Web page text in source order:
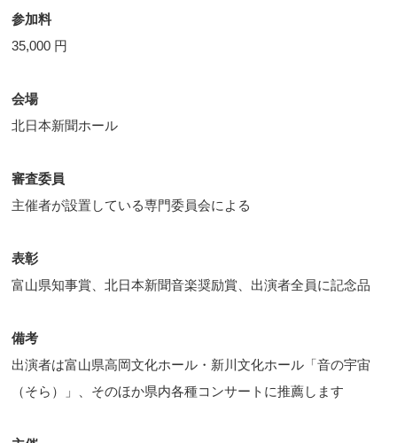
参加料
35,000 円
会場
北日本新聞ホール
審査委員
主催者が設置している専門委員会による
表彰
富山県知事賞、北日本新聞音楽奨励賞、出演者全員に記念品
備考
出演者は富山県高岡文化ホール・新川文化ホール「音の宇宙
（そら）」、そのほか県内各種コンサートに推薦します